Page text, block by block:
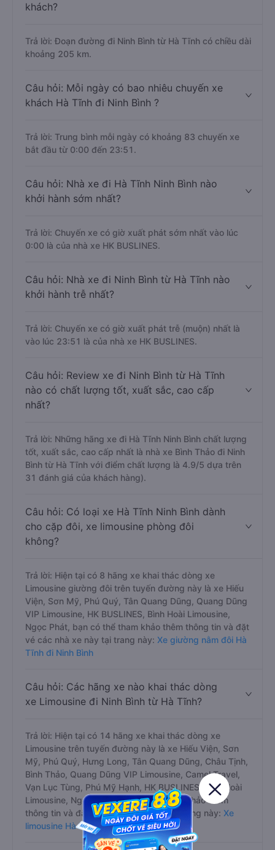
khách?
Trả lời: Đoạn đường đi Ninh Bình từ Hà Tĩnh có chiều dài
khoảng 205 km.
Câu hỏi: Mỗi ngày có bao nhiêu chuyến xe
khách Hà Tĩnh đi Ninh Bình ?
Trả lời: Trung bình mỗi ngày có khoảng 83 chuyến xe
bắt đầu từ 0:00 đến 23:51.
Câu hỏi: Nhà xe đi Hà Tĩnh Ninh Bình nào
khởi hành sớm nhất?
Trả lời: Chuyến xe có giờ xuất phát sớm nhất vào lúc
0:00 là của nhà xe HK BUSLINES.
Câu hỏi: Nhà xe đi Ninh Bình từ Hà Tĩnh nào
khởi hành trễ nhất?
Trả lời: Chuyến xe có giờ xuất phát trễ (muộn) nhất là
vào lúc 23:51 là của nhà xe HK BUSLINES.
Câu hỏi: Review xe đi Ninh Bình từ Hà Tĩnh
nào có chất lượng tốt, xuất sắc, cao cấp
nhất?
Trả lời: Những hãng xe đi Hà Tĩnh Ninh Bình chất lượng
tốt, xuất sắc, cao cấp nhất là nhà xe Bình Thảo đi Ninh
Bình từ Hà Tĩnh với điểm chất lượng là 4.9/5 dựa trên
31 đánh giá của khách hàng).
Câu hỏi: Có loại xe Hà Tĩnh Ninh Bình dành
cho cặp đôi, xe limousine phòng đôi
không?
Trả lời: Hiện tại có 8 hãng xe khai thác dòng xe
Limousine giường đôi trên tuyến đường này là xe Hiếu
Viện, Sơn Mỹ, Phú Quý, Tân Quang Dũng, Quang Dũng
VIP Limousine, HK BUSLINES, Bình Hoài Limousine,
Ngọc Phát, bạn có thể tham khảo thêm thông tin và đặt
vé các nhà xe này tại trang này: Xe giường nằm đôi Hà
Tĩnh đi Ninh Bình
Câu hỏi: Các hãng xe nào khai thác dòng
xe Limousine đi Ninh Bình từ Hà Tĩnh?
Trả lời: Hiện tại có 14 hãng xe khai thác dòng xe
Limousine trên tuyến đường này là xe Hiếu Viện, Sơn
Mỹ, Phú Quý, Hưng Long, Tân Quang Dũng, Châu Tịnh,
Bình Thảo, Quang Dũng VIP Limousine, Camel Travel,
Vạn Lục Tùng, Phú Mỹ Hạnh, HK BUSLINES, Bình Hoài
Limousine, Ngọc Phát, bạn có thể tham khảo thêm
thông tin và đặt vé các nhà xe này tại trang này: Xe
limousine Hà Tĩnh đi Ninh Bình